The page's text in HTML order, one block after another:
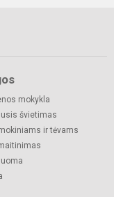
mokykla
švietimas
ir tėvams